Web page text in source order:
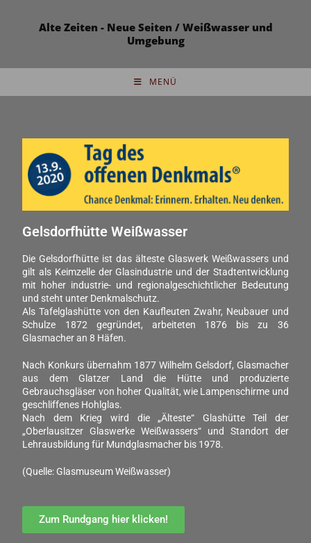
Alte Zeiten - Neue Seiten / Weißwasser und
Umgebung
MENÜ
Gelsdorfhütte Weißwasser
Die Gelsdorfhütte ist das älteste Glaswerk Weißwassers und
gilt als Keimzelle der Glasindustrie und der Stadtentwicklung
mit hoher industrie- und regionalgeschichtlicher Bedeutung
und steht unter Denkmalschutz.
Als Tafelglashütte von den Kaufleuten Zwahr, Neubauer und
Schulze 1872 gegründet, arbeiteten 1876 bis zu 36
Glasmacher an 8 Häfen.
Nach Konkurs übernahm 1877 Wilhelm Gelsdorf, Glasmacher
aus dem Glatzer Land die Hütte und produzierte
Gebrauchsgläser von hoher Qualität, wie Lampenschirme und
geschliffenes Hohlglas.
Nach dem Krieg wird die „Älteste“ Glashütte Teil der
„Oberlausitzer Glaswerke Weißwassers“ und Standort der
Lehrausbildung für Mundglasmacher bis 1978.
(Quelle: Glasmuseum Weißwasser)
Zum Rundgang hier klicken!